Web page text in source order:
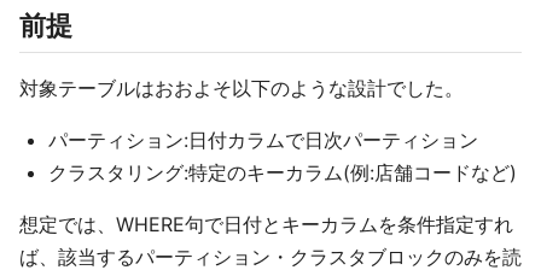
前提
対象テーブルはおおよそ以下のような設計でした。
パーティション:日付カラムで日次パーティション
クラスタリング:特定のキーカラム(例:店舗コードなど)
想定では、WHERE句で日付とキーカラムを条件指定すれ
ば、該当するパーティション・クラスタブロックのみを読